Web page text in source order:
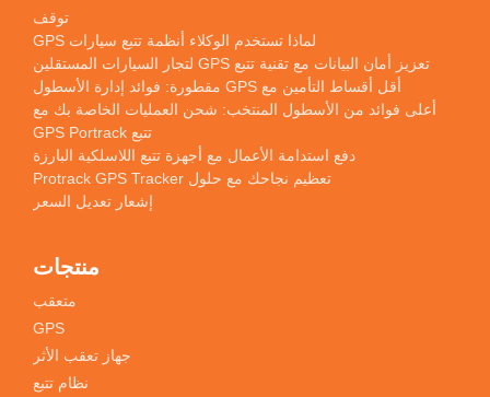
توقف
لماذا تستخدم الوكلاء أنظمة تتبع سيارات GPS
تعزيز أمان البيانات مع تقنية تتبع GPS لتجار السيارات المستقلين
أقل أقساط التأمين مع GPS مقطورة: فوائد إدارة الأسطول
أعلى فوائد من الأسطول المنتخب: شحن العمليات الخاصة بك مع
تتبع GPS Portrack
دفع استدامة الأعمال مع أجهزة تتبع اللاسلكية البارزة
تعظيم نجاحك مع حلول Protrack GPS Tracker
إشعار تعديل السعر
منتجات
متعقب
GPS
جهاز تعقب الأثر
نظام تتبع